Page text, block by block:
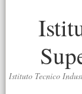
Istituto Tecnico